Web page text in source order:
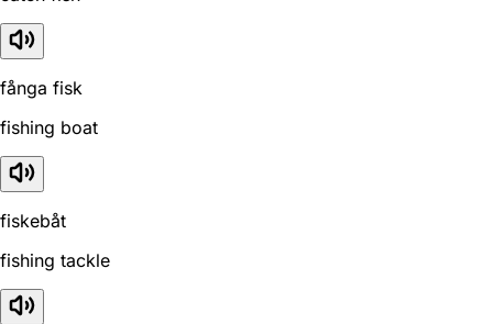
fånga fisk
fishing boat
fiskebåt
fishing tackle